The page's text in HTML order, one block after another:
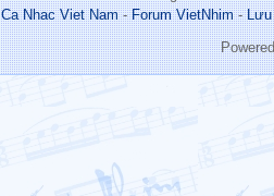
Ca Nhac Viet Nam-Forum VietNhim-